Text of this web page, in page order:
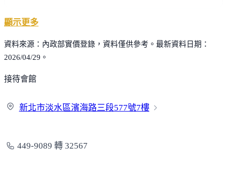
顯示更多
資料來源：內政部實價登錄，資料僅供參考。最新資料日期：
2026/04/29。
接待會館
新北市淡水區濱海路三段577號7樓
449-9089 轉 32567